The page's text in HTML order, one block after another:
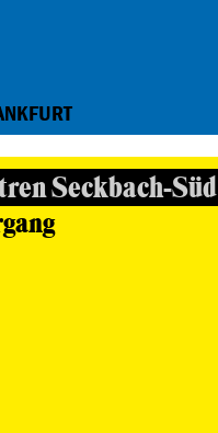
Seckbach-Süd